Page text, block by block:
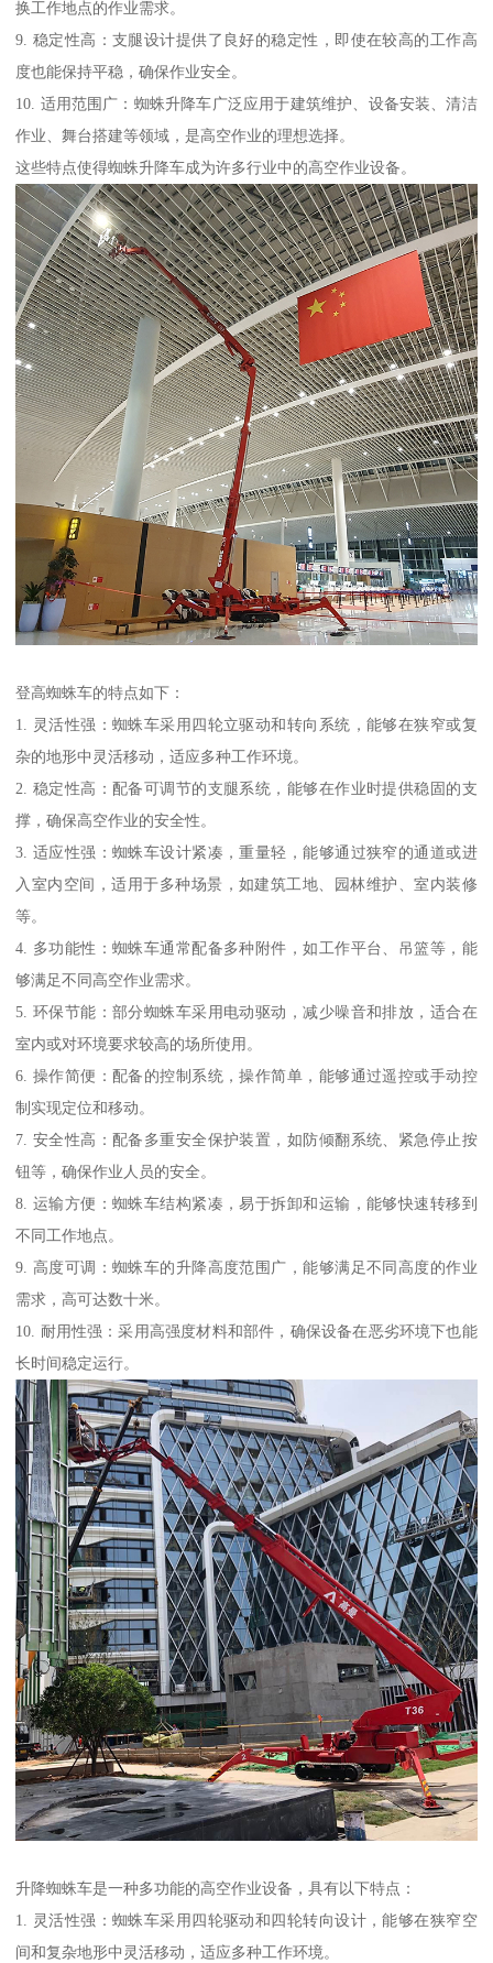
换工作地点的作业需求。
9. 稳定性高：支腿设计提供了良好的稳定性，即使在较高的工作高
度也能保持平稳，确保作业安全。
10. 适用范围广：蜘蛛升降车广泛应用于建筑维护、设备安装、清洁
作业、舞台搭建等领域，是高空作业的理想选择。
这些特点使得蜘蛛升降车成为许多行业中的高空作业设备。
登高蜘蛛车的特点如下：
1. 灵活性强：蜘蛛车采用四轮立驱动和转向系统，能够在狭窄或复
杂的地形中灵活移动，适应多种工作环境。
2. 稳定性高：配备可调节的支腿系统，能够在作业时提供稳固的支
撑，确保高空作业的安全性。
3. 适应性强：蜘蛛车设计紧凑，重量轻，能够通过狭窄的通道或进
入室内空间，适用于多种场景，如建筑工地、园林维护、室内装修
等。
4. 多功能性：蜘蛛车通常配备多种附件，如工作平台、吊篮等，能
够满足不同高空作业需求。
5. 环保节能：部分蜘蛛车采用电动驱动，减少噪音和排放，适合在
室内或对环境要求较高的场所使用。
6. 操作简便：配备的控制系统，操作简单，能够通过遥控或手动控
制实现定位和移动。
7. 安全性高：配备多重安全保护装置，如防倾翻系统、紧急停止按
钮等，确保作业人员的安全。
8. 运输方便：蜘蛛车结构紧凑，易于拆卸和运输，能够快速转移到
不同工作地点。
9. 高度可调：蜘蛛车的升降高度范围广，能够满足不同高度的作业
需求，高可达数十米。
10. 耐用性强：采用高强度材料和部件，确保设备在恶劣环境下也能
长时间稳定运行。
升降蜘蛛车是一种多功能的高空作业设备，具有以下特点：
1. 灵活性强：蜘蛛车采用四轮驱动和四轮转向设计，能够在狭窄空
间和复杂地形中灵活移动，适应多种工作环境。